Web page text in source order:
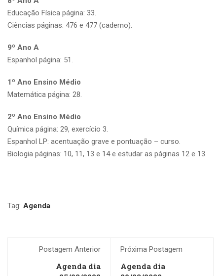
Educação Física página: 33.
Ciências páginas: 476 e 477 (caderno).
9º Ano A
Espanhol página: 51.
1º Ano Ensino Médio
Matemática página: 28.
2º Ano Ensino Médio
Química página: 29, exercício 3.
Espanhol LP: acentuação grave e pontuação – curso.
Biologia páginas: 10, 11, 13 e 14 e estudar as páginas 12 e 13.
Tag: Agenda
Postagem Anterior
Agenda dia
Próxima Postagem
Agenda dia